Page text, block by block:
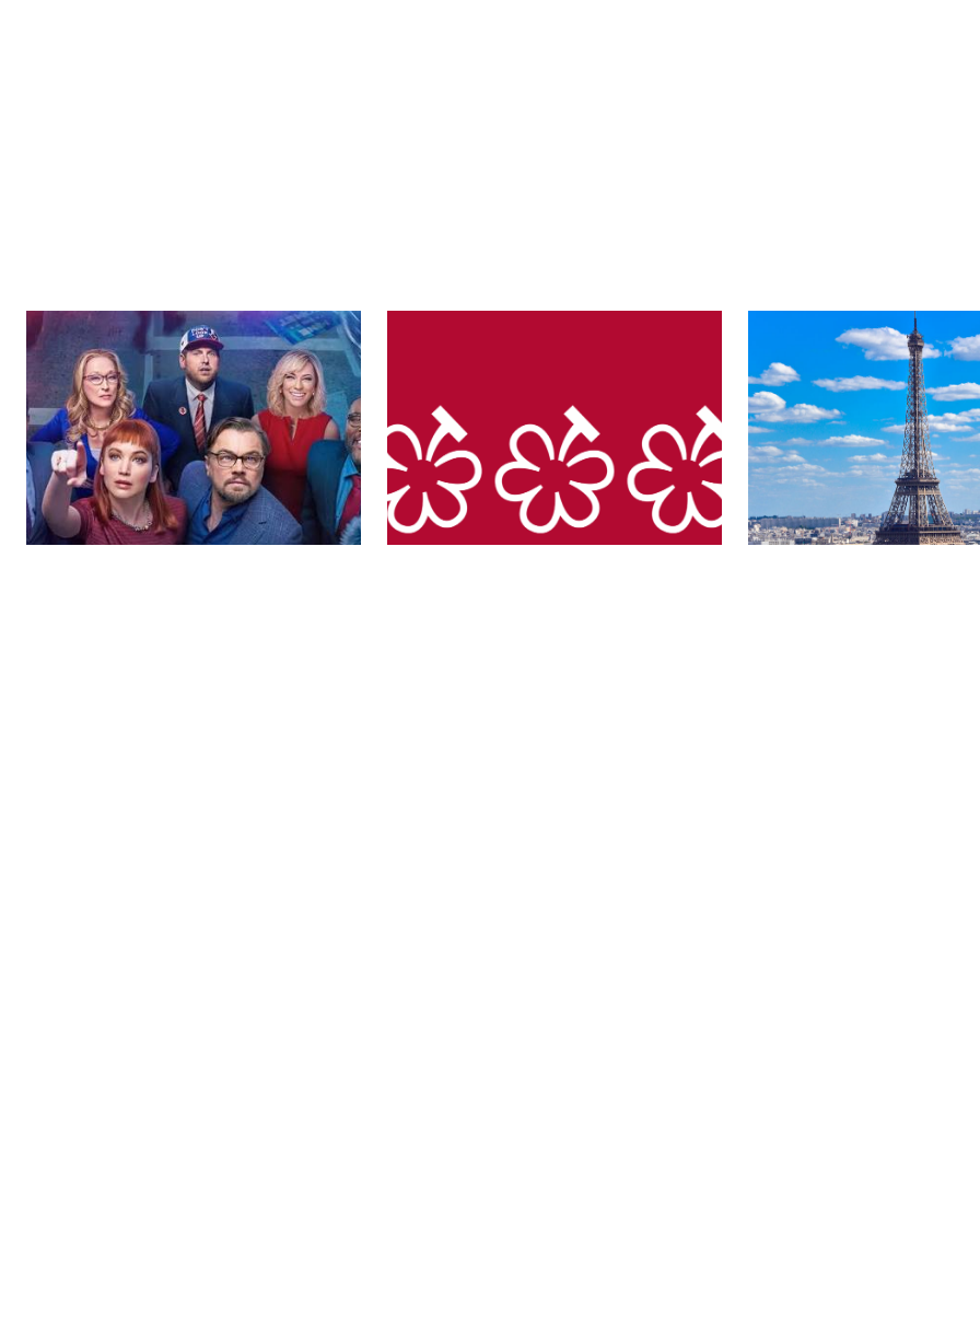
Culture
所以 Netflix 推出近 20 年，哪
部電影最多人看？歷年排行榜
Top 10 絕不怕你片荒！
By Ellen Wang
米芝蓮公開第一份《葡萄酒指
南》：如何評選？怎麼分級？
評審不再假裝秘密客，獲得三
顆葡萄的 9 座酒莊！
By Ellen Wang; Photo Soure: MICHELIN
Food & Drink & Travel
GQ Summer 第四章
France 編輯部夏日
黎及近郊私藏景點